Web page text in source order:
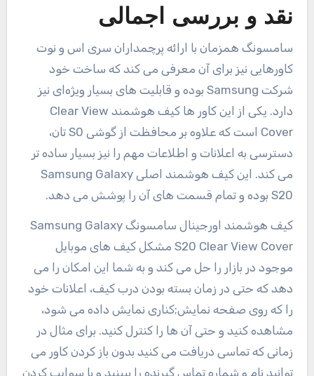
نقد و بررسی اجمالی
سامسونگ همزمان با ارائه پرچمداران سری اس و نوت
کاورهایی نیز برای آن معرفی می کند که ساخت خود
شرکت Samsung بوده و قابلیت های بسیار ویژه‌ای نیز
دارد. یکی از این کاور ها کیف هوشمند Clear View
Cover است که علاوه بر محافظت از گوشی S0 تان،
دسترسی به اعلانات و اطلاعات مهم را نیز بسیار ساده تر
می کند. این کیف هوشمند اصلی Samsung Galaxy
S20 بوده و تمام قسمت های آن را پوشش می دهد.
کیف هوشمند اورجینال سامسونگ Samsung Galaxy
S20 Clear View Cover مشکل کیف های موبایل
موجود در بازار را حل می کند و به شما این امکان را می
دهد که حتی در زمان بسته بودن درب کیف، اعلانات خود
را که روی صفحه نمایش;کناری نمایش داده می شود،
مشاهده کنید و حتی آن ها را کنترل کنید. برای مثال در
زمانی که تماسی دریافت می کنید بدون باز کردن کاور می
توانید نام و شماره تماس گیرنده را ببینید و با سوایپ کردن